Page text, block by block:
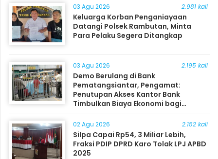
03 Agu 2026 2.981 kali
Keluarga Korban Penganiayaan
Datangi Polsek Rambutan, Minta
Para Pelaku Segera Ditangkap
03 Agu 2026 2.195 kali
Demo Berulang di Bank
Pematangsiantar, Pengamat:
Penutupan Akses Kantor Bank
Timbulkan Biaya Ekonomi bagi
Masyarakat
02 Agu 2026 2.152 kali
Silpa Capai Rp54, 3 Miliar Lebih,
Fraksi PDIP DPRD Karo Tolak LPJ APBD
2025